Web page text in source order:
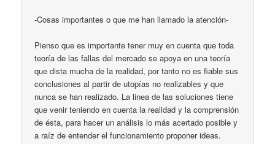
-Cosas importantes o que me han llamado la atención-
Pienso que es importante tener muy en cuenta que toda
teoría de las fallas del mercado se apoya en una teoría
que dista mucha de la realidad, por tanto no es fiable sus
conclusiones al partir de utopías no realizables y que
nunca se han realizado. La linea de las soluciones tiene
que venir teniendo en cuenta la realidad y la comprensión
de ésta, para hacer un análisis lo más acertado posible y
a raíz de entender el funcionamiento proponer ideas.